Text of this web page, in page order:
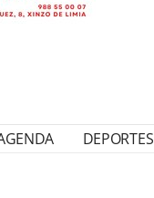
DEPORTES